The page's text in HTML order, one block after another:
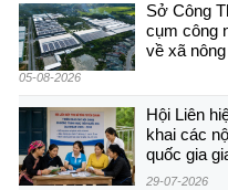
Sở Công
cụm công
về xã
05-08-2026
Hội Liên
khai các
quốc gia
29-07-2026